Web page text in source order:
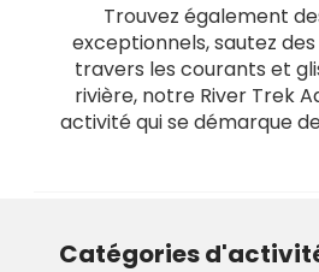
Trouvez également
exceptionnels, sautez
travers les courants et
rivière, notre River Trek
activité qui se démarque
Catégories